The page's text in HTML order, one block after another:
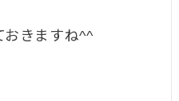
おきますね^^